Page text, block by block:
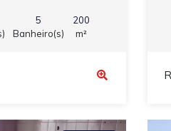
5
Banheiro(s)
200
m²